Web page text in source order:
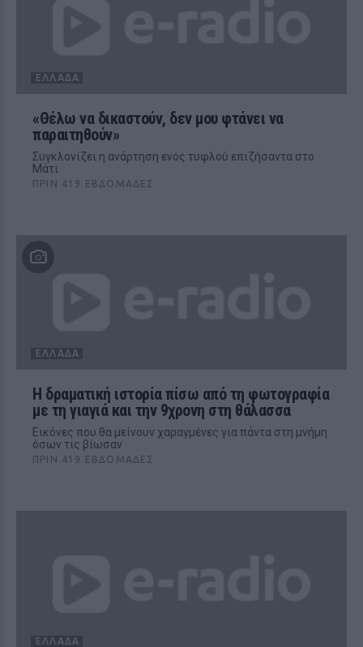
ΕΛΛΆΔΑ
«Θέλω να δικαστούν, δεν μου φτάνει να
παραιτηθούν»
Συγκλονίζει η ανάρτηση ενός τυφλού επιζήσαντα στο
Μάτι
ΠΡΙΝ 419 ΕΒΔΟΜΆΔΕΣ
ΕΛΛΆΔΑ
Η δραματική ιστορία πίσω από τη φωτογραφία
με τη γιαγιά και την 9χρονη στη θάλασσα
Εικόνες που θα μείνουν χαραγμένες για πάντα στη μνήμη
όσων τις βίωσαν
ΠΡΙΝ 419 ΕΒΔΟΜΆΔΕΣ
ΕΛΛΆΔΑ